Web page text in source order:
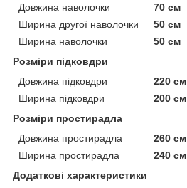
Довжина наволочки
70 см
Ширина другої наволочки
50 см
Ширина наволочки
50 см
Розміри підковдри
Довжина підковдри
220 см
Ширина підковдри
200 см
Розміри простирадла
Довжина простирадла
260 см
Ширина простирадла
240 см
Додаткові характеристики